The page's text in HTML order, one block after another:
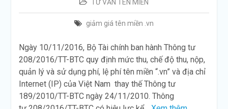
TƯ VẤN TÊN MIỀN
giảm giá tên miền .vn
Ngày 10/11/2016, Bộ Tài chính ban hành Thông tư
208/2016/TT-BTC quy định mức thu, chế độ thu, nộp,
quản lý và sử dụng phí, lệ phí tên miền “.vn” và địa chỉ
Internet (IP) của Việt Nam thay thế Thông tư
189/2010/TT-BTC ngày 24/11/2010. Thông